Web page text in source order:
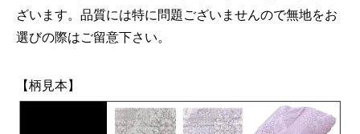
ざいます。品質には特に問題ございませんので無地をお
選びの際はご留意下さい。
【柄見本】